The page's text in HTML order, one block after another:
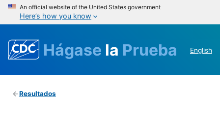
An official website of the United States government
Here’s how you know
Hágase la Prueba English
Resultados